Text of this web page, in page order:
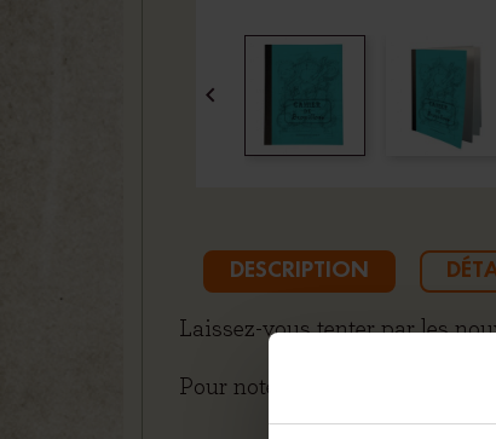

DESCRIPTION
Laissez-vous tenter par les
Pour noter vos idées ou